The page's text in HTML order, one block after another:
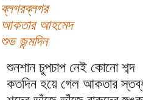
ব্লগরব্লগর
আকতার আহমেদ
শুভ জন্মদিন
শুনশান চুপচাপ নেই কোনো শব্দ
কতদিন হয়ে গেল আকতার